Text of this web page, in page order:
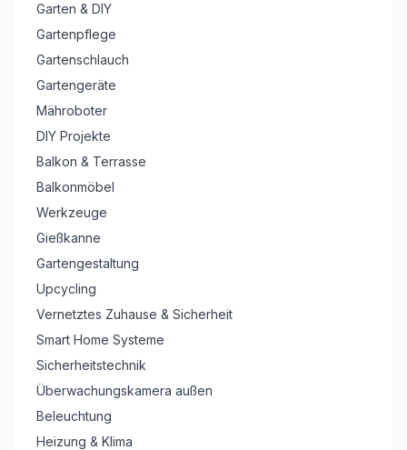
Garten & DIY
Gartenpflege
Gartenschlauch
Gartengeräte
Mähroboter
DIY Projekte
Balkon & Terrasse
Balkonmöbel
Werkzeuge
Gießkanne
Gartengestaltung
Upcycling
Vernetztes Zuhause & Sicherheit
Smart Home Systeme
Sicherheitstechnik
Überwachungskamera außen
Beleuchtung
Heizung & Klima